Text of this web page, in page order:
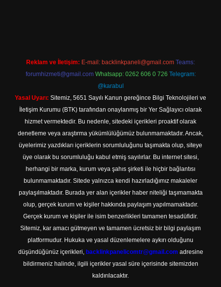
Reklam ve İletişim: E-mail: backlinkpaneli@gmail.com Teams:
forumhizmeti@gmail.com Whatsapp: 0262 606 0 726 Telegram:
@karabul
Yasal Uyarı: Sitemiz, 5651 Sayılı Kanun gereğince Bilgi Teknolojileri ve
İletişim Kurumu (BTK) tarafından onaylanmış bir Yer Sağlayıcı olarak
hizmet vermektedir. Bu nedenle, sitedeki içerikleri proaktif olarak
denetleme veya araştırma yükümlülüğümüz bulunmamaktadır. Ancak,
üyelerimiz yazdıkları içeriklerin sorumluluğunu taşımakta olup, siteye
üye olarak bu sorumluluğu kabul etmiş sayılırlar. Bu internet sitesi,
herhangi bir marka, kurum veya şahıs şirketi ile hiçbir bağlantısı
bulunmamaktadır. Sitede yalnızca kendi hazırladığımız makaleler
paylaşılmaktadır. Burada yer alan içerikler haber niteliği taşımamakta
olup, gerçek kurum ve kişiler hakkında paylaşım yapılmamaktadır.
Gerçek kurum ve kişiler ile isim benzerlikleri tamamen tesadüfidir.
Sitemiz, kar amacı gütmeyen ve tamamen ücretsiz bir bilgi paylaşım
platformudur. Hukuka ve yasal düzenlemelere aykırı olduğunu
düşündüğünüz içerikleri, backlinkpanelicomtr@gmail.com adresine
bildirmeniz halinde, ilgili içerikler yasal süre içerisinde sitemizden
kaldırılacaktır.